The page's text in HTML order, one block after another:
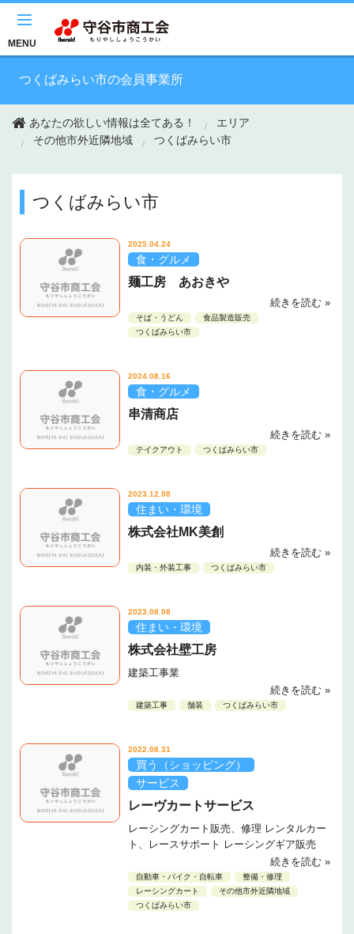
MENU
つくばみらい市の会員事業所
あなたの欲しい情報は全てある！
エリア
その他市外近隣地域
つくばみらい市
つくばみらい市
2025.04.24
食・グルメ
麺工房 あおきや
続きを読む »
そば・うどん
食品製造販売
つくばみらい市
2024.08.16
食・グルメ
串清商店
続きを読む »
テイクアウト つくばみらい市
2023.12.08
住まい・環境
株式会社MK美創
続きを読む »
内装・外装工事 つくばみらい市
2023.08.08
住まい・環境
株式会社壁工房
建築工事業
続きを読む »
建築工事 舗装 つくばみらい市
2022.08.31
買う（ショッピング）
サービス
レーヴカートサービス
レーシングカート販売、修理 レンタルカー
ト、レースサポート レーシングギア販売
続きを読む »
自動車・バイク・自転車
整備・修理
レーシングカート
その他市外近隣地域
つくばみらい市